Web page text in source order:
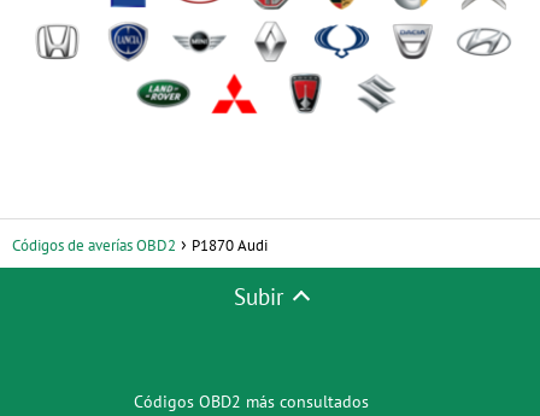
Códigos de averías OBD2 P1870 Audi
Subir
Códigos OBD2 más consultados